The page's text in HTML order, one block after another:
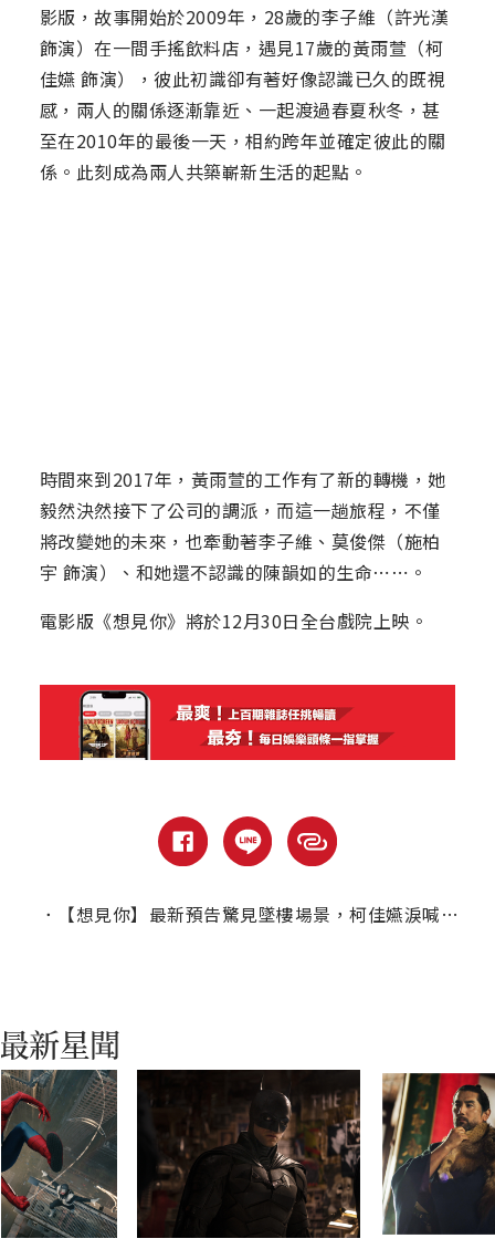
影版，故事開始於2009年，28歲的李子維（許光漢
飾演）在一間手搖飲料店，遇見17歲的黃雨萱（柯
佳嬿 飾演），彼此初識卻有著好像認識已久的既視
感，兩人的關係逐漸靠近、一起渡過春夏秋冬，甚
至在2010年的最後一天，相約跨年並確定彼此的關
係。此刻成為兩人共築嶄新生活的起點。
時間來到2017年，黃雨萱的工作有了新的轉機，她
毅然決然接下了公司的調派，而這一趟旅程，不僅
將改變她的未來，也牽動著李子維、莫俊傑（施柏
宇 飾演）、和她還不認識的陳韻如的生命⋯⋯。
電影版《想見你》將於12月30日全台戲院上映。
． 【想見你】最新預告驚見墜樓場景，柯佳嬿淚喊：怎麼努力都無法改變？